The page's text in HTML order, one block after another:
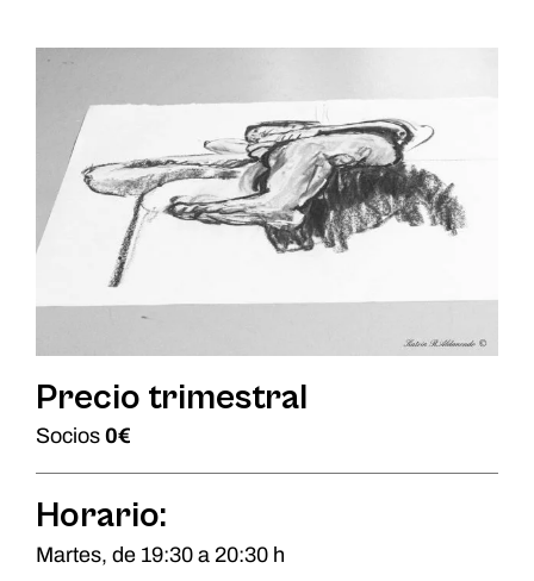
Precio trimestral
Socios 0€
Horario:
Martes, de 19:30 a 20:30 h